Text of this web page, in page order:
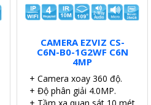
CAMERA EZVIZ CS-
C6N-B0-1G2WF C6N
4MP
+ Camera xoay 360 độ.
+ Độ phân giải 4.0MP.
+ Tầm xa quan sát 10 mét.